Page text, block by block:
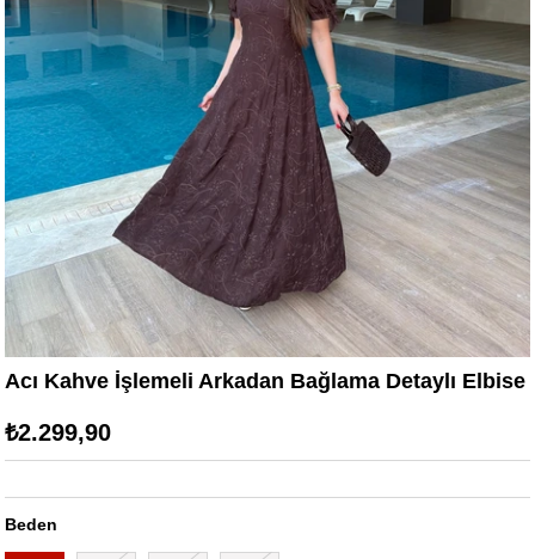
Acı Kahve İşlemeli Arkadan Bağlama Detaylı Elbise
₺2.299,90
Beden